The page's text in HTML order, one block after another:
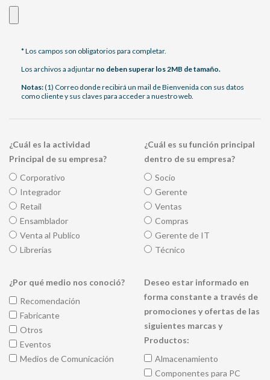
*Los campos son obligatorios para completar.
Los archivos a adjuntar no deben superar los 2MB de tamaño.
Notas:(1) Correo donde recibirá un mail de Bienvenida con sus datos
como cliente y sus claves para acceder a nuestro web.
¿Cuál es la actividad
Principal de su empresa?
Corporativo
Integrador
Retail
Ensamblador
Venta al Publico
Librerías
¿Cuál es su función principal
dentro de su empresa?
Socio
Gerente
Ventas
Compras
Gerente de IT
Técnico
¿Por qué medio nos conoció?
Recomendación
Fabricante
Otros
Eventos
Medios de Comunicación
Deseo estar informado en
forma constante a través de
promociones y ofertas de las
siguientes marcas y
Productos:
Almacenamiento
Componentes para PC